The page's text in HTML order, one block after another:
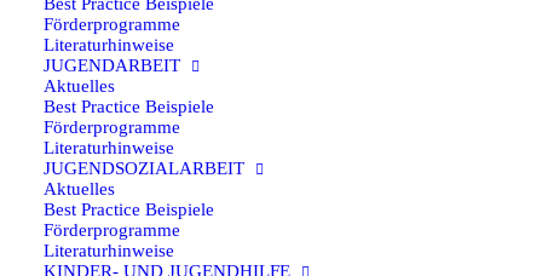
Förderprogramme
Literaturhinweise
JUGENDARBEIT
Aktuelles
Best Practice Beispiele
Förderprogramme
Literaturhinweise
JUGENDSOZIALARBEIT
Aktuelles
Best Practice Beispiele
Förderprogramme
Literaturhinweise
KINDER- UND JUGENDHILFE
Informationen zu den Fördermöglichkeiten des
Kinder-und Jugendhilfeplans des Bundes finden
Siehier
Zurück